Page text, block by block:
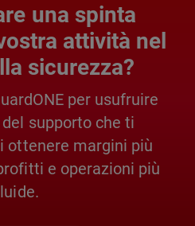
una spinta
attività nel
sicurezza?
per usufruire
supporto che ti
ottenere margini più
e operazioni più